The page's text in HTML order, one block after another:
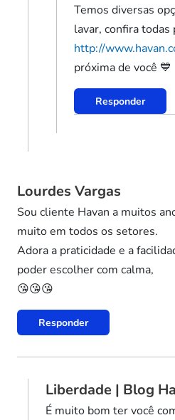
Temos diversas
lavar, confira
http://
próxima de você 💙
Responder
Lourdes Vargas
Sou cliente Havan a muitos
muito em todos os setores.
Adora a praticidade e a
poder escolher com calma,
😘😘😘
Responder
Liberdade | Blog
É muito bom ter você